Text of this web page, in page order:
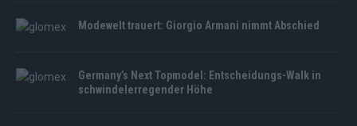
Modewelt trauert: Giorgio Armani nimmt Abschied
Germany’s Next Topmodel: Entscheidungs-Walk in
schwindelerregender Höhe